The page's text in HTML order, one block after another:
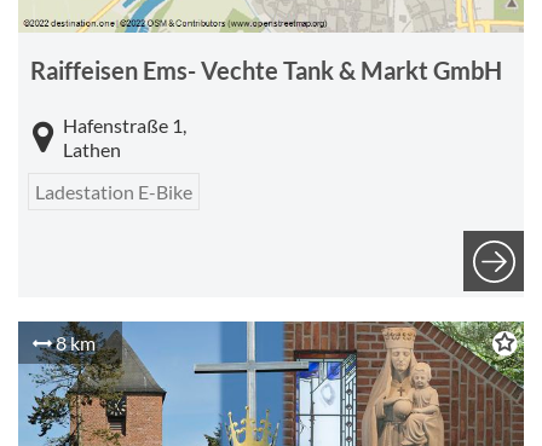
Raiffeisen Ems- Vechte Tank & Markt GmbH
Hafenstraße 1,
Lathen
Ladestation E-Bike
8 km